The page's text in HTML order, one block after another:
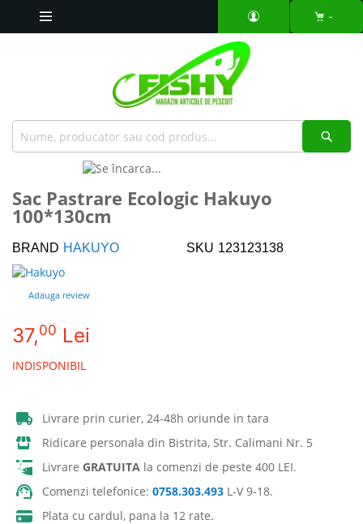
the
end
the
images
gallery
to
the
of
the
images
gallery
Sac Pastrare Ecologic Hakuyo
100*130cm
BRAND HAKUYO SKU 123123138
Adauga review
37,00 Lei
INDISPONIBIL
Livrare prin curier, 24-48h oriunde in tara
Ridicare personala din Bistrita, Str. Calimani Nr. 5
Livrare GRATUITA la comenzi de peste 400 LEI.
Comenzi telefonice: 0758.303.493 L-V 9-18.
Plata cu cardul, pana la 12 rate.